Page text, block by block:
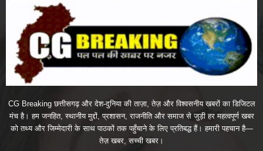
CG Breaking छत्तीसगढ़ और देश-दुनिया की ताज़ा, तेज़ और विश्वसनीय खबरों का डिजिटल
मंच है। हम जनहित, स्थानीय मुद्दों, प्रशासन, राजनीति और समाज से जुड़ी हर महत्वपूर्ण खबर
को तथ्य और जिम्मेदारी के साथ पाठकों तक पहुँचाने के लिए प्रतिबद्ध हैं। हमारी पहचान है—
तेज़ खबर, सच्ची खबर।